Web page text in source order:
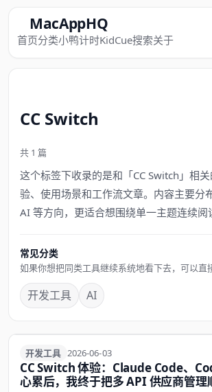
MacAppHQ
首页分类小鸭计时KidCue搜索关于
CC Switch
共 1 篇
这个标签下收录的是和「CC Switch」相
验、使用场景和工作流文章。内容主要分
AI 等方向，更适合想围绕单一主题连续阅
常见分类
如果你想把同类工具继续系统地看下去，可以直
开发工具 AI
开发工具
开发工具 2026-06-03
CC Switch 体验：Claude Code、
心累后，我终于把多 API 供应商管理